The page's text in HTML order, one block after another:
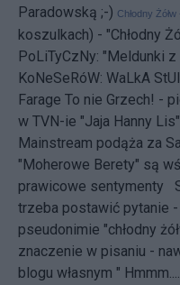
Paradowską ;-) Chłodny
koszulkach) - "Chłodny
PoLiTyCzNy: "Meldunki z
KoNeSeRóW: WaLkA
Farage To nie Grzech! -
w TVN-ie "Jaja Hanny
Mainstream podąża za
"Moherowe Berety" są
prawicowe sentymenty
trzeba postawić pytanie
pseudonimie "chłodny
znaczenie w pisaniu -
blogu własnym "